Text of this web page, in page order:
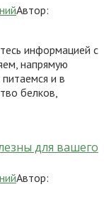
Автор:
информацией с
напрямую
и в
белков,
для вашего
Автор: